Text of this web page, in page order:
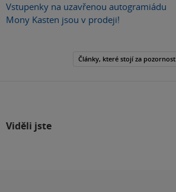
Vstupenky na uzavřenou autogramiádu
Mony Kasten jsou v prodeji!
Články, které stojí za pozornost
Viděli jste